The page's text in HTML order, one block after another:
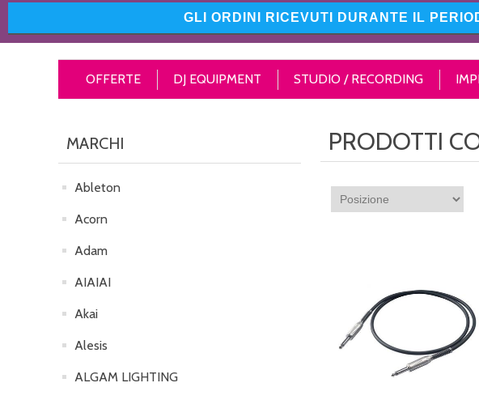
GLI ORDINI RICEVUTI DURANTE IL
OFFERTE DJ EQUIPMENT STUDIO / RECORDING
PRODOTTI
MARCHI
Ableton
Acorn
Adam
AIAIAI
Akai
Alesis
ALGAM LIGHTING